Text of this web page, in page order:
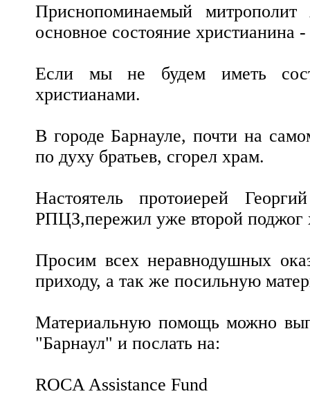
Приснопоминаемый
основное состояние христианина -
Если мы не будем иметь
христианами.
В городе Барнауле, почти на
по духу братьев, сгорел храм.
Настоятель протоиерей
РПЦЗ,пережил уже второй поджог
Просим всех неравнодушных
приходу, а так же посильную
Материальную помощь можно
"Барнаул" и послать на:
ROCA Assistance Fund